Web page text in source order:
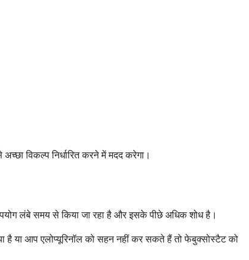
विकल्प निर्धारित करने में मदद करेगा।
लंबे समय से किया जा रहा है और इसके पीछे अधिक शोध है।
है या आप एलोप्यूरिनॉल को सहन नहीं कर सकते हैं तो फेबुक्सोस्टैट को